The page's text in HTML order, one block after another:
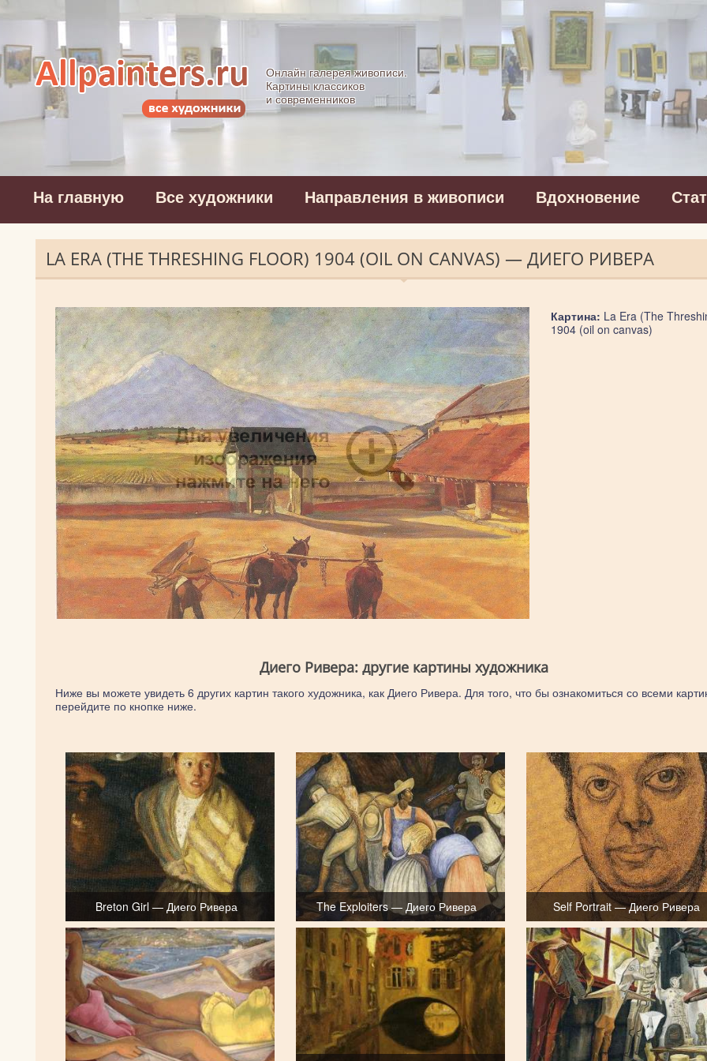
Allpainters.ru - картинная галерея
Онлайн галерея живописи.
Картины классиков
и современников
На главную Все художники Направления в живописи Вдохновение
LA ERA (THE THRESHING FLOOR) 1904 (OIL ON CANVAS) — ДИЕГО РИВЕРА
Картина: La Era (The
1904 (oil on canvas)
Диего Ривера: другие картины художника
Ниже вы можете увидеть 6 других картин такого художника, как Диего Ривера. Для того, что бы ознакомиться со всеми
перейдите по кнопке ниже.
Breton Girl — Диего Ривера The Exploiters — Диего Ривера Self Portrait — Диего Ривера